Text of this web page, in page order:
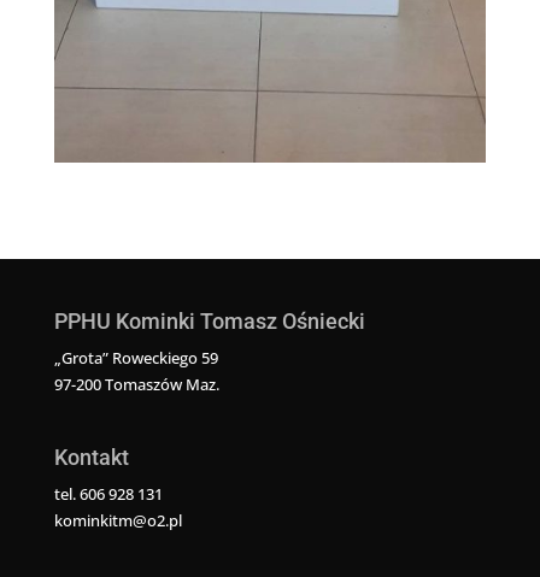
PPHU Kominki Tomasz Ośniecki
„Grota” Roweckiego 59
97-200 Tomaszów Maz.
Kontakt
tel. 606 928 131
kominkitm@o2.pl